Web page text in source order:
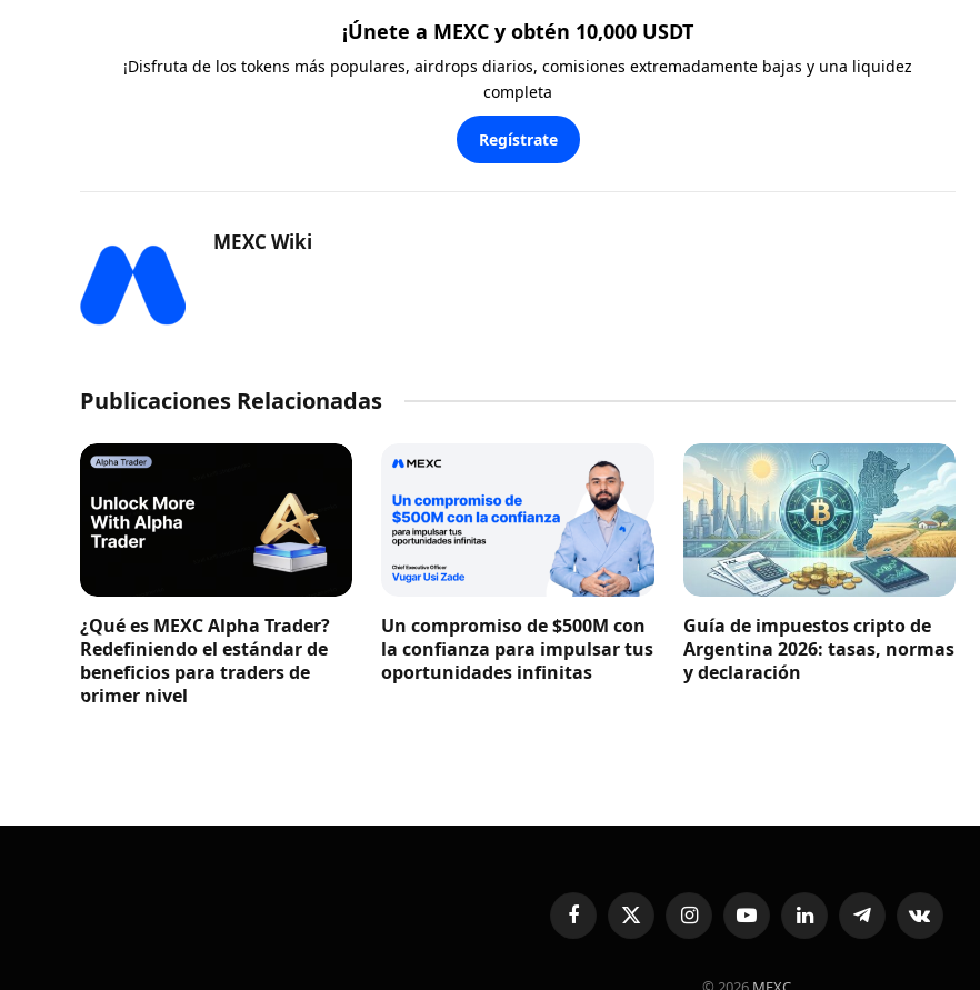
¡Únete a MEXC y obtén 10,000 USDT
¡Disfruta de los tokens más populares, airdrops diarios, comisiones extremadamente bajas y una liquidez
completa
Regístrate
MEXC Wiki
Publicaciones Relacionadas
¿Qué es MEXC Alpha Trader?
Redefiniendo el estándar de
beneficios para traders de
primer nivel
Un compromiso de $500M con
la confianza para impulsar tus
oportunidades infinitas
Guía de impuestos cripto de
Argentina 2026: tasas, normas
y declaración
FacebookX
(Twitter)
InstagramYouTubeLinkedInTelegramVKontakte